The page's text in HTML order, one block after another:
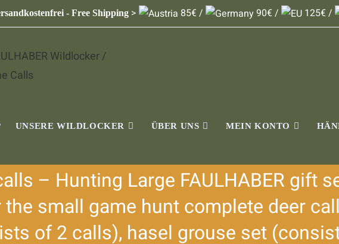
- Free Shipping> 85€ / 90€ / 125€ /
UNSERE WILDLOCKER ÜBER UNS MEIN KONTO
– Hunting Large FAULHABER gift
small game hunt complete deer
of 2 calls), hasel grouse set